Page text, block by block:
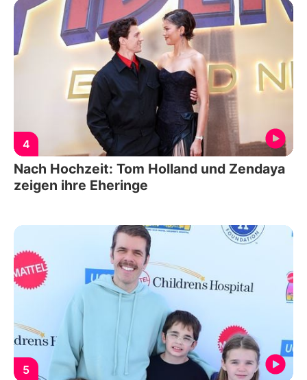
4
Nach Hochzeit: Tom Holland und Zendaya
zeigen ihre Eheringe
5